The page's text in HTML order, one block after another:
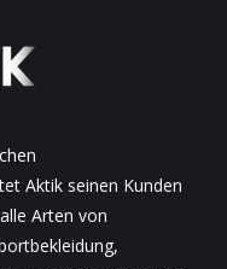
Aktik seinen Kunden
Arten von